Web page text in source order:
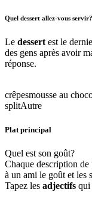
Quel dessert allez-vous servir?
Le dessertest le
des gens après avoir
réponse.
crêpesmousse au
splitAutre
Plat principal
Quel est son goût?
Chaque description
à un ami le goût et les
Tapez les adjectifs qui